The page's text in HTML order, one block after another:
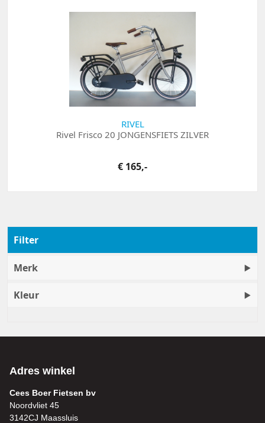
RIVEL
Rivel Frisco 20 JONGENSFIETS ZILVER
€ 165,-
Filter
Merk
Kleur
Adres winkel
Cees Boer Fietsen bv
Noordvliet 45
3142CJ Maassluis